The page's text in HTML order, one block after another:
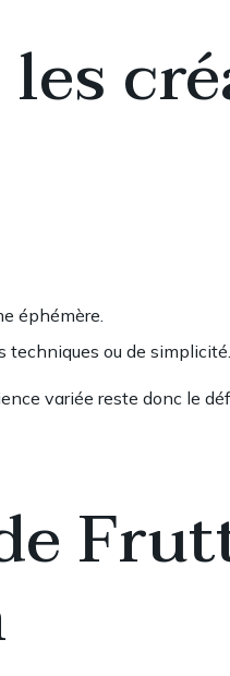
éphémère.
techniques ou de simplicité.
variée reste donc le